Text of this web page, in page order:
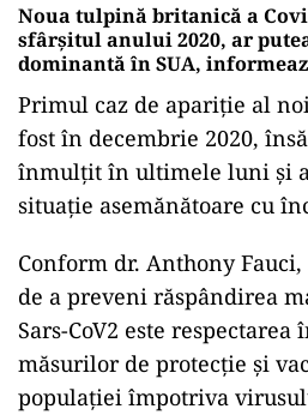
Noua tulpină britanică a
sfârșitul anului 2020, ar
dominantă în SUA,
Primul caz de apariție al
fost în decembrie 2020,
înmulțit în ultimele luni și
situație asemănătoare cu
Conform dr. Anthony
de a preveni răspândirea
Sars-CoV2 este
măsurilor de protecție și
populației împotriva